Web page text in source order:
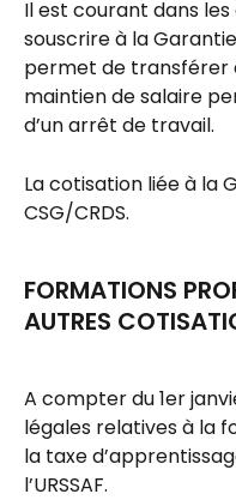
Il est courant dans
souscrire à la
permet de transférer
maintien de salaire
d’un arrêt de travail.
La cotisation liée à la
CSG/CRDS.
FORMATIONS
AUTRES
A compter du 1er
légales relatives à la
la taxe
l’URSSAF.